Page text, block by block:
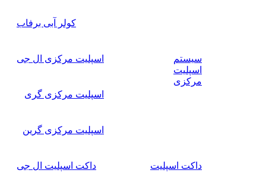
کولر آبی برفاب
سیستم
اسپلیت
مرکزی
اسپلیت مرکزی ال جی
اسپلیت مرکزی گری
اسپلیت مرکزی گرین
داکت اسپلیت داکت اسپلیت ال جی